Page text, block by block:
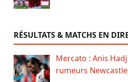
RÉSULTATS & MATCHS EN
Mercato : Anis
rumeurs Newcastle